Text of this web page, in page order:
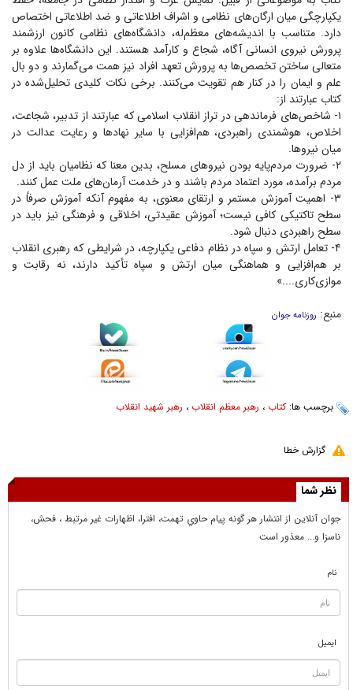
یکپارچگی میان ارگان‌های نظامی و اشراف اطلاعاتی و ضد اطلاعاتی اختصاص
دارد. متناسب با اندیشه‌های معظم‌له، دانشگاه‌های نظامی کانون ارزشمند
پرورش نیروی انسانی آگاه، شجاع و کارآمد هستند. این دانشگاه‌ها علاوه بر
متعالی ساختن تخصص‌ها به پرورش تعهد افراد نیز همت می‌گمارند و دو بال
علم و ایمان را در کنار هم تقویت می‌کنند. برخی نکات کلیدی تحلیل‌شده در
کتاب عبارتند از:
۱- شاخص‌های فرماندهی در تراز انقلاب اسلامی که عبارتند از تدبیر، شجاعت،
اخلاص، هوشمندی راهبردی، هم‌افزایی با سایر نهاد‌ها و رعایت عدالت در
میان نیروها.
۲- ضرورت مردم‌پایه بودن نیرو‌های مسلح، بدین معنا که نظامیان باید از دل
مردم برآمده، مورد اعتماد مردم باشند و در خدمت آرمان‌های ملت عمل کنند.
۳- اهمیت آموزش مستمر و ارتقای معنوی، به مفهوم آنکه آموزش صرفاً در
سطح تاکتیکی کافی نیست؛ آموزش عقیدتی، اخلاقی و فرهنگی نیز باید در
سطح راهبردی دنبال شود.
۴- تعامل ارتش و سپاه در نظام دفاعی یکپارچه، در شرایطی که رهبری انقلاب
بر هم‌افزایی و هماهنگی میان ارتش و سپاه تأکید دارند، نه رقابت و
موازی‌کاری....»
منبع: روزنامه جوان
برچسب ها:کتاب ، رهبر معظم انقلاب ، رهبر شهید انقلاب
گزارش خطا
نظر شما
جوان آنلاين از انتشار هر گونه پيام حاوي تهمت، افترا، اظهارات غير مرتبط ، فحش،
ناسزا و... معذور است
نام
ایمیل